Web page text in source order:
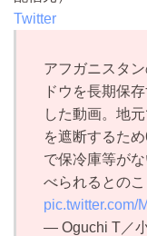
Twitter
アフガニスタ
ドウを長期保
した動画。地
を遮断するた
で保冷庫等が
べられるとの
pic.twitter.com/
— Oguchi T／